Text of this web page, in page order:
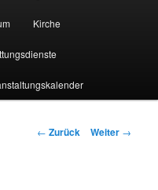
Kirche
Beitrags-
← Zurück Weiter →